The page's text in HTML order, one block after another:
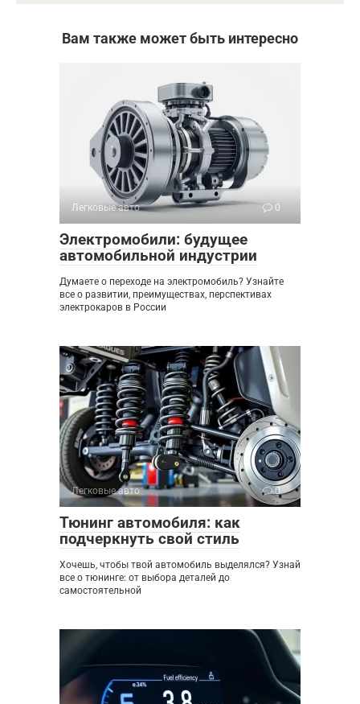
Вам также может быть интересно
Легковые авто 0
Электромобили: будущее
автомобильной индустрии
Думаете о переходе на электромобиль? Узнайте
все о развитии, преимуществах, перспективах
электрокаров в России
Легковые авто 0
Тюнинг автомобиля: как
подчеркнуть свой стиль
Хочешь, чтобы твой автомобиль выделялся? Узнай
все о тюнинге: от выбора деталей до
самостоятельной